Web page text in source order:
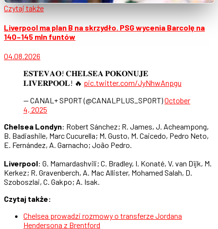
Czytaj także
Liverpool ma plan B na skrzydło. PSG wycenia Barcolę na
140–145 mln funtów
04.08.2026
𝐄𝐒𝐓𝐄𝐕𝐀𝐎! 𝐂𝐇𝐄𝐋𝐒𝐄𝐀 𝐏𝐎𝐊𝐎𝐍𝐔𝐉𝐄
𝐋𝐈𝐕𝐄𝐑𝐏𝐎𝐎𝐋! 🔥 pic.twitter.com/JyNhwAnpgu
— CANAL+ SPORT (@CANALPLUS_SPORT)October
4, 2025
Chelsea Londyn: Robert Sánchez; R. James, J. Acheampong,
B. Badiashile, Marc Cucurella; M. Gusto, M. Caicedo, Pedro Neto,
E. Fernández, A. Garnacho; João Pedro.
Liverpool: G. Mamardashvili; C. Bradley, I. Konaté, V. van Dijk, M.
Kerkez; R. Gravenberch, A. Mac Allister, Mohamed Salah, D.
Szoboszlai, C. Gakpo; A. Isak.
Czytaj także:
Chelsea prowadzi rozmowy o transferze Jordana
Hendersona z Brentford